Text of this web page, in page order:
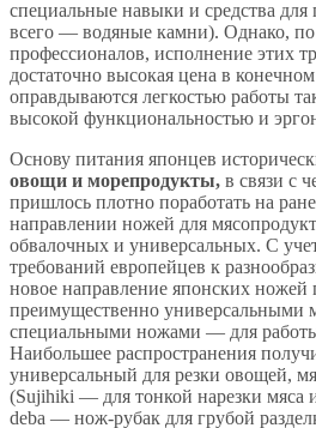
специальные навыки и средства
всего — водяные камни). Однако,
профессионалов, исполнение этих
достаточно высокая цена в
оправдываются легкостью работы
высокой функциональностью и
Основу питания японцев
овощи и морепродукты, в связи с
пришлось плотно поработать на
направлении ножей для
обвалочных и универсальных. С
требований европейцев к
новое направление японских ножей
преимущественно универсальными
специальными ножами — для
Наибольшее распространения
универсальный для резки овощей,
(Sujihiki — для тонкой нарезки мяса
deba — нож-рубак для грубой